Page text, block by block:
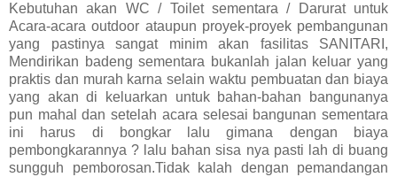
Kebutuhan akan WC / Toilet sementara / Darurat untuk
Acara-acara outdoor ataupun proyek-proyek pembangunan
yang pastinya sangat minim akan fasilitas SANITARI,
Mendirikan badeng sementara bukanlah jalan keluar yang
praktis dan murah karna selain waktu pembuatan dan biaya
yang akan di keluarkan untuk bahan-bahan bangunanya
pun mahal dan setelah acara selesai bangunan sementara
ini harus di bongkar lalu gimana dengan biaya
pembongkarannya ? lalu bahan sisa nya pasti lah di buang
sungguh pemborosan.Tidak kalah dengan pemandangan